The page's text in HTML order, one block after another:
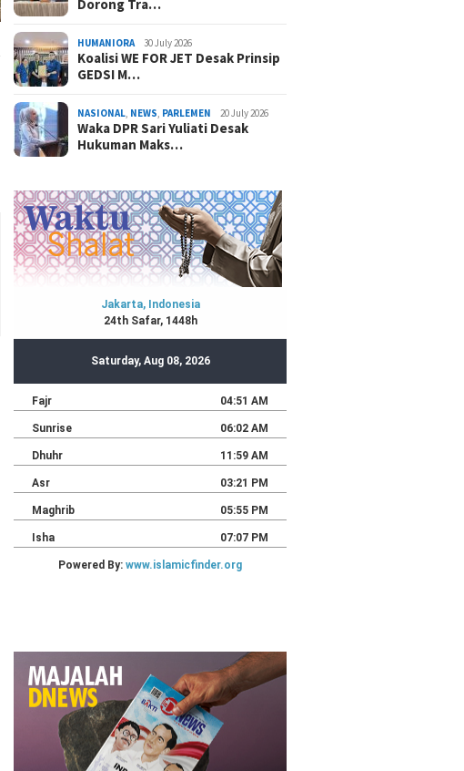
Dorong Tra…
HUMANIORA 30 July 2026
Koalisi WE FOR JET Desak Prinsip
GEDSI M…
NASIONAL NEWS PARLEMEN 20 July 2026
Waka DPR Sari Yuliati Desak
Hukuman Maks…